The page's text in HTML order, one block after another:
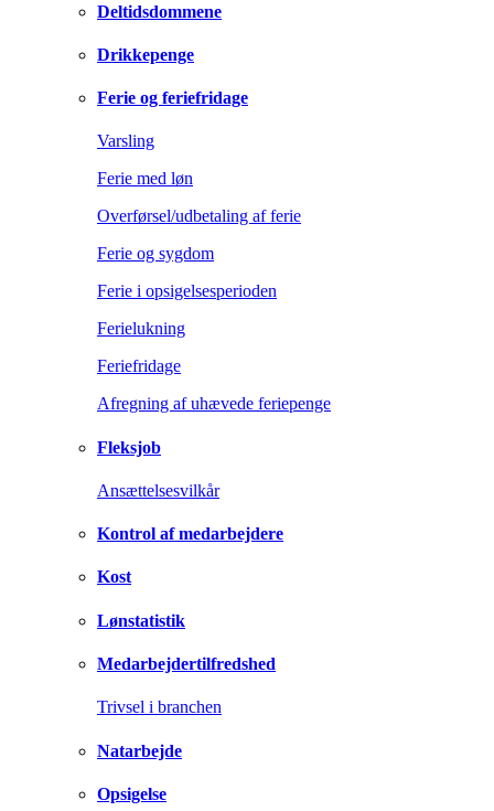
Deltidsdommene
Drikkepenge
Ferie og feriefridage
Varsling
Ferie med løn
Overførsel/udbetaling af ferie
Ferie og sygdom
Ferie i opsigelsesperioden
Ferielukning
Feriefridage
Afregning af uhævede feriepenge
Fleksjob
Ansættelsesvilkår
Kontrol af medarbejdere
Kost
Lønstatistik
Medarbejdertilfredshed
Trivsel i branchen
Natarbejde
Opsigelse